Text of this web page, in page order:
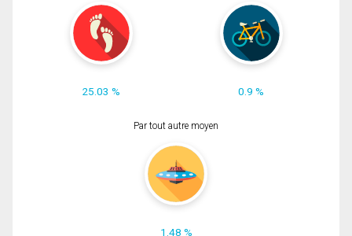
25.03 % 0.9 %
Par tout autre moyen
1.48 %